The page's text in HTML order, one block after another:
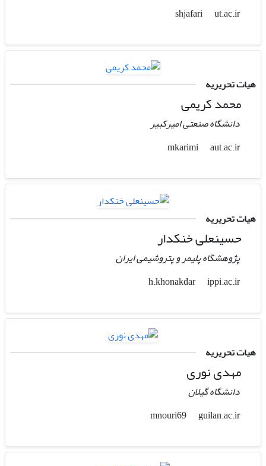
shjafari
ut.ac.ir
هیات تحریریه
محمد کریمی
دانشگاه صنعتی امیرکبیر
mkarimi
aut.ac.ir
هیات تحریریه
حسینعلی خنکدار
پژوهشگاه پلیمر و پتروشیمی ایران
h.khonakdar
ippi.ac.ir
هیات تحریریه
مهدی نوری
دانشگاه گیلان
mnouri69
guilan.ac.ir